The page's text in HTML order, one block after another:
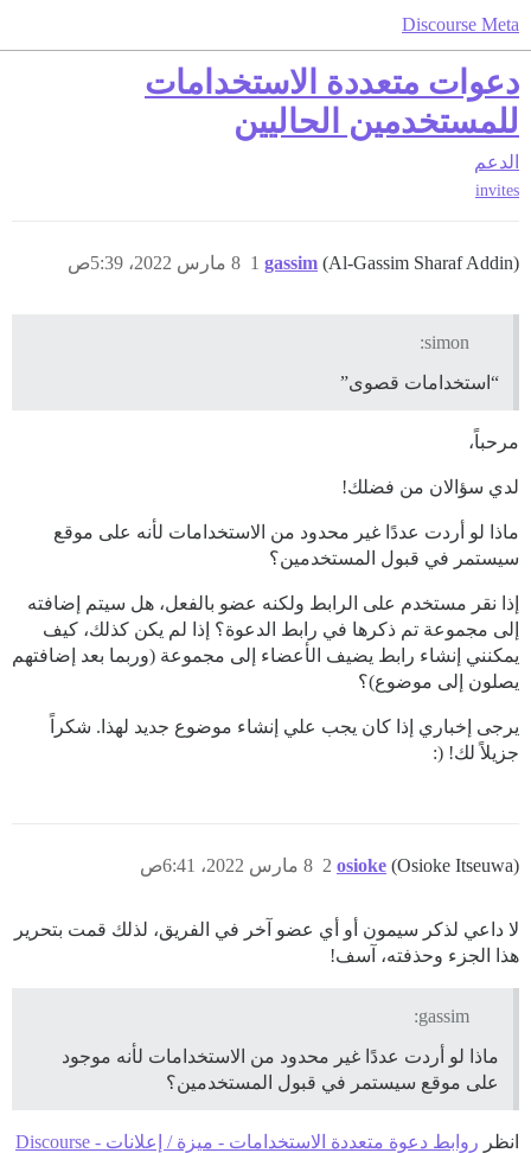
Discourse Meta
دعوات متعددة الاستخدامات
للمستخدمين الحاليين
الدعم
invites
gassim (Al-Gassim Sharaf Addin) 8 مارس 2022، 5:39ص 1
simon:
“استخدامات قصوى”
مرحباً،
لدي سؤالان من فضلك!
ماذا لو أردت عددًا غير محدود من الاستخدامات لأنه على موقع
سيستمر في قبول المستخدمين؟
إذا نقر مستخدم على الرابط ولكنه عضو بالفعل، هل سيتم إضافته
إلى مجموعة تم ذكرها في رابط الدعوة؟ إذا لم يكن كذلك، كيف
يمكنني إنشاء رابط يضيف الأعضاء إلى مجموعة (وربما بعد إضافتهم
يصلون إلى موضوع)؟
يرجى إخباري إذا كان يجب علي إنشاء موضوع جديد لهذا. شكراً
جزيلاً لك! (:
osioke (Osioke Itseuwa) 8 مارس 2022، 6:41ص 2
لا داعي لذكر سيمون أو أي عضو آخر في الفريق، لذلك قمت بتحرير
هذا الجزء وحذفته، آسف!
gassim:
ماذا لو أردت عددًا غير محدود من الاستخدامات لأنه موجود
على موقع سيستمر في قبول المستخدمين؟
انظر
روابط دعوة متعددة الاستخدامات - ميزة / إعلانات - Discourse